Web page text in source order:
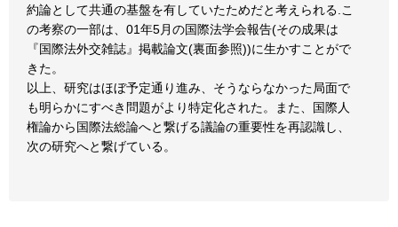
約論として共通の基盤を有していたためだと考えられる.こ
の考察の一部は、01年5月の国際法学会報告(その成果は
『国際法外交雑誌』掲載論文(裏面参照))に生かすことがで
きた。
以上、研究はほぼ予定通り進み、そうならなかった局面で
も明らかにすべき問題がより特定化された。また、国際人
権論から国際法総論へと繋げる議論の重要性を再認識し、
次の研究へと繋げている。